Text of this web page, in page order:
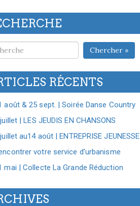
Chercher »
RÉCENTS
août & 25 sept. | Soirée Danse Country
| LES JEUDIS EN CHANSONS
au14 août | ENTREPRISE JEUNESSE
votre service d’urbanisme
mai | Collecte La Grande Réduction